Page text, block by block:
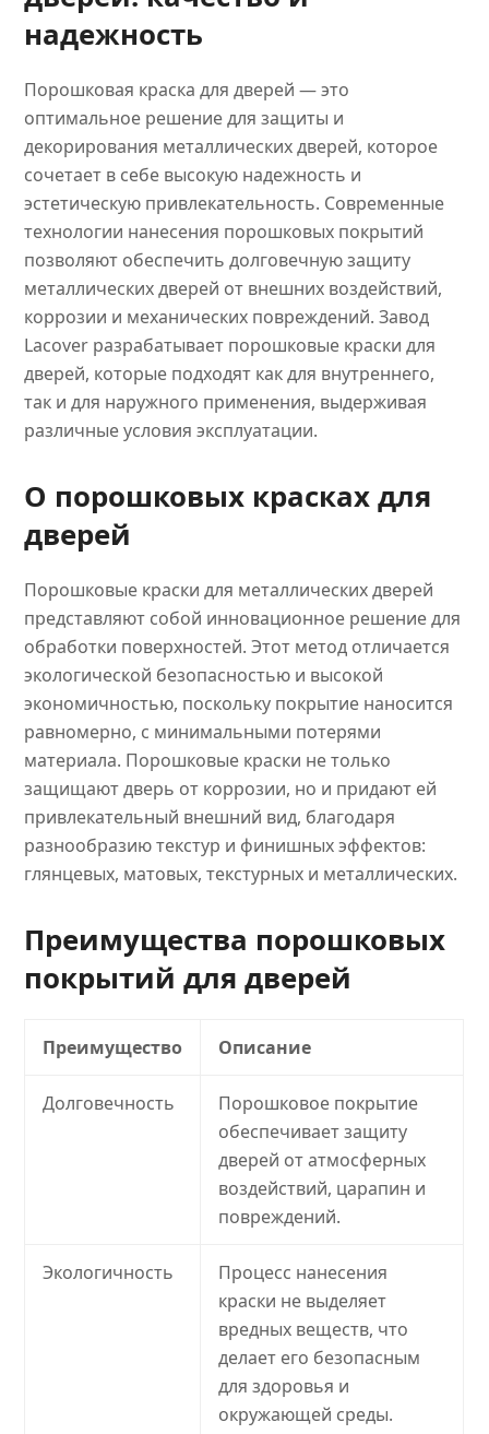
надежность
Порошковая краска для дверей — это
оптимальное решение для защиты и
декорирования металлических дверей, которое
сочетает в себе высокую надежность и
эстетическую привлекательность. Современные
технологии нанесения порошковых покрытий
позволяют обеспечить долговечную защиту
металлических дверей от внешних воздействий,
коррозии и механических повреждений. Завод
Lacover разрабатывает порошковые краски для
дверей, которые подходят как для внутреннего,
так и для наружного применения, выдерживая
различные условия эксплуатации.
О порошковых красках для
дверей
Порошковые краски для металлических дверей
представляют собой инновационное решение для
обработки поверхностей. Этот метод отличается
экологической безопасностью и высокой
экономичностью, поскольку покрытие наносится
равномерно, с минимальными потерями
материала. Порошковые краски не только
защищают дверь от коррозии, но и придают ей
привлекательный внешний вид, благодаря
разнообразию текстур и финишных эффектов:
глянцевых, матовых, текстурных и металлических.
Преимущества порошковых
покрытий для дверей
Преимущество Описание
Долговечность
Порошковое покрытие
обеспечивает защиту
дверей от атмосферных
воздействий, царапин и
повреждений.
Экологичность
Процесс нанесения
краски не выделяет
вредных веществ, что
делает его безопасным
для здоровья и
окружающей среды.